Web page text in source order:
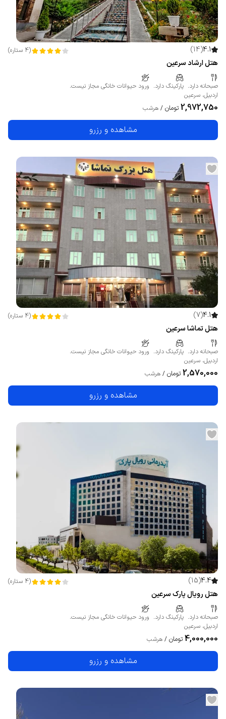
4.1
(
14
)
(
4 ستاره)
هتل ارشاد سرعین
صبحانه دارد. پارکینگ دارد. ورود حیوانات خانگی مجاز نیست.
اردبیل، سرعین
2,972,750 تومان / هرشب
مشاهده و رزرو
4.1
(
7
)
(
4 ستاره)
هتل تماشا سرعین
صبحانه دارد. پارکینگ دارد. ورود حیوانات خانگی مجاز نیست.
اردبیل، سرعین
2,570,000 تومان / هرشب
مشاهده و رزرو
4.4
(
15
)
(
4 ستاره)
هتل رویال پارک سرعین
صبحانه دارد. پارکینگ دارد. ورود حیوانات خانگی مجاز نیست.
اردبیل، سرعین
4,000,000 تومان / هرشب
مشاهده و رزرو